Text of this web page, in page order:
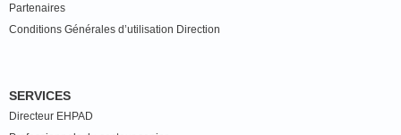
Partenaires
Conditions Générales d’utilisation Direction
SERVICES
Directeur EHPAD